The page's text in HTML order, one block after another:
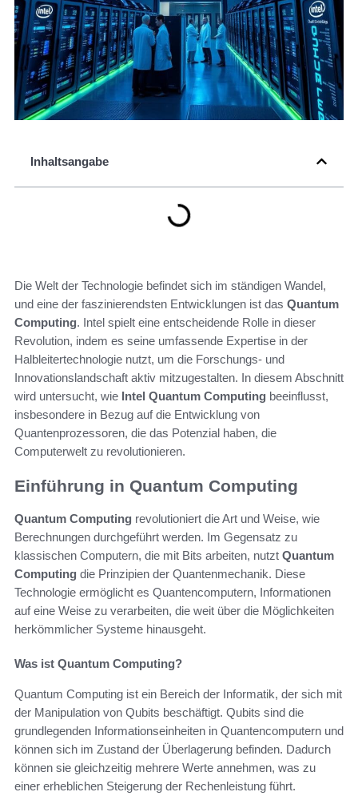
Inhaltsangabe
Die Welt der Technologie befindet sich im ständigen Wandel,
und eine der faszinierendsten Entwicklungen ist das Quantum
Computing. Intel spielt eine entscheidende Rolle in dieser
Revolution, indem es seine umfassende Expertise in der
Halbleitertechnologie nutzt, um die Forschungs- und
Innovationslandschaft aktiv mitzugestalten. In diesem Abschnitt
wird untersucht, wie Intel Quantum Computing beeinflusst,
insbesondere in Bezug auf die Entwicklung von
Quantenprozessoren, die das Potenzial haben, die
Computerwelt zu revolutionieren.
Einführung in Quantum Computing
Quantum Computing revolutioniert die Art und Weise, wie
Berechnungen durchgeführt werden. Im Gegensatz zu
klassischen Computern, die mit Bits arbeiten, nutzt Quantum
Computing die Prinzipien der Quantenmechanik. Diese
Technologie ermöglicht es Quantencomputern, Informationen
auf eine Weise zu verarbeiten, die weit über die Möglichkeiten
herkömmlicher Systeme hinausgeht.
Was ist Quantum Computing?
Quantum Computing ist ein Bereich der Informatik, der sich mit
der Manipulation von Qubits beschäftigt. Qubits sind die
grundlegenden Informationseinheiten in Quantencomputern und
können sich im Zustand der Überlagerung befinden. Dadurch
können sie gleichzeitig mehrere Werte annehmen, was zu
einer erheblichen Steigerung der Rechenleistung führt.